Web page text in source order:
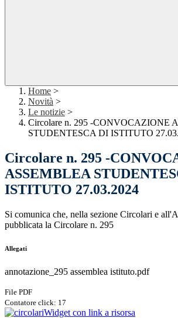
Home >
Novità >
Le notizie >
Circolare n. 295 -CONVOCAZIONE
STUDENTESCA DI ISTITUTO
Circolare n. 295 -
ASSEMBLEA
ISTITUTO 27.03.2024
Si comunica che, nella sezione Circolari e
pubblicata la Circolare n. 295
Allegati
annotazione_295 assemblea istituto.pdf
File PDF
Contatore click: 17
Widget con link a risorsa